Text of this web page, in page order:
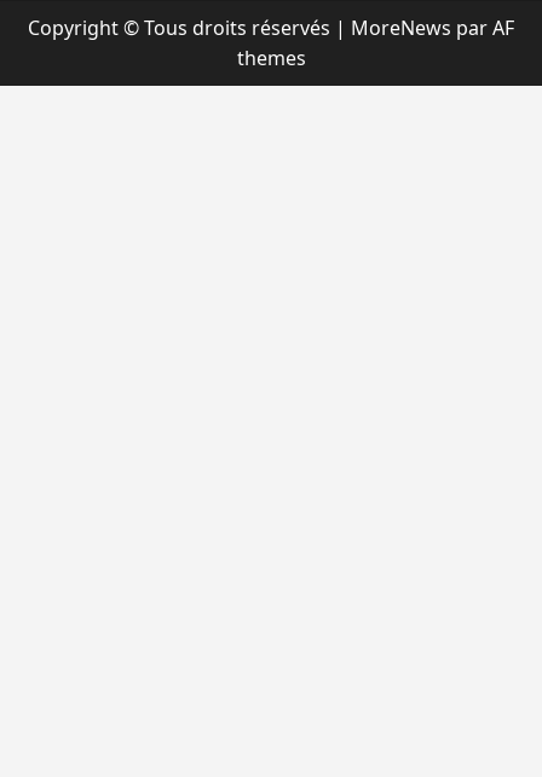
Copyright © Tous droits réservés | MoreNews par AF
themes